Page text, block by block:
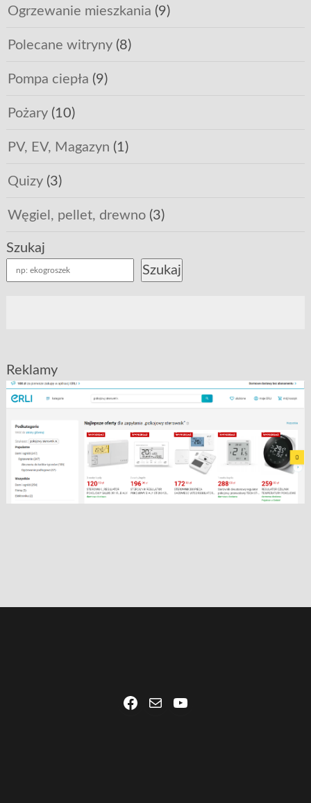
Ogrzewanie mieszkania (9)
Polecane witryny(8)
Pompa ciepła (9)
Pożary(10)
PV, EV, Magazyn (1)
Quizy(3)
Węgiel, pellet, drewno(3)
Szukaj
Szukaj
Reklamy
Facebook
Mail